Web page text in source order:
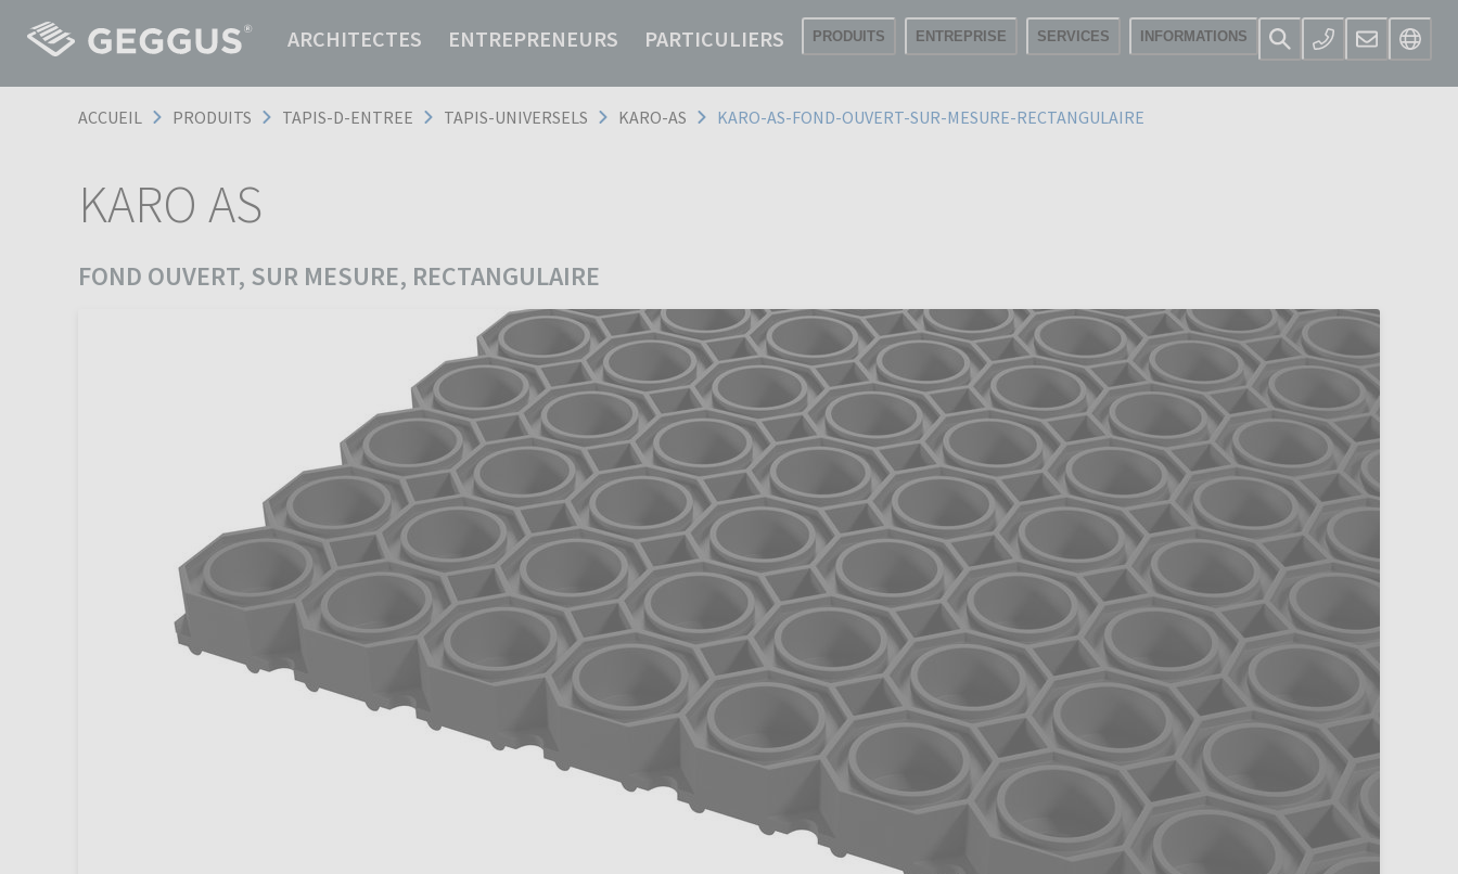
ARCHITECTES ENTREPRENEURS PARTICULIERS PRODUITS ENTREPRISE SERVICES INFORMATIONS
ACCUEIL PRODUITS TAPIS-D-ENTREE TAPIS-UNIVERSELS KARO-AS KARO-AS-FOND-OUVERT-SUR-MESURE-RECTANGULAIRE
KARO AS
FOND OUVERT, SUR MESURE, RECTANGULAIRE